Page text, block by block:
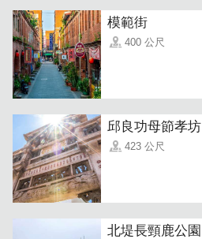
／
人气商品：云朵舒芙蕾 —— 会呼
松松软软入口即化的口感，让人
模範街
400 公尺
邱良功母節孝坊
423 公尺
北堤長頸鹿公園